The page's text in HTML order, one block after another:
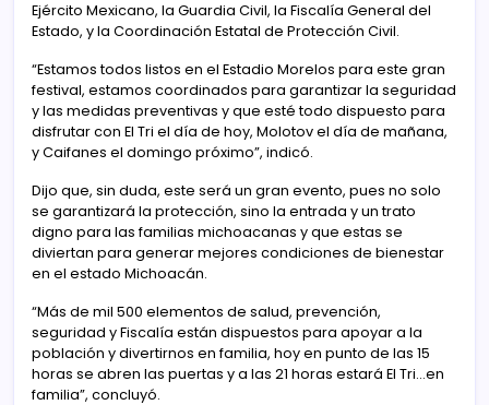
Ejército Mexicano, la Guardia Civil, la Fiscalía General del
Estado, y la Coordinación Estatal de Protección Civil.
“Estamos todos listos en el Estadio Morelos para este gran
festival, estamos coordinados para garantizar la seguridad
y las medidas preventivas y que esté todo dispuesto para
disfrutar con El Tri el día de hoy, Molotov el día de mañana,
y Caifanes el domingo próximo”, indicó.
Dijo que, sin duda, este será un gran evento, pues no solo
se garantizará la protección, sino la entrada y un trato
digno para las familias michoacanas y que estas se
diviertan para generar mejores condiciones de bienestar
en el estado Michoacán.
“Más de mil 500 elementos de salud, prevención,
seguridad y Fiscalía están dispuestos para apoyar a la
población y divertirnos en familia, hoy en punto de las 15
horas se abren las puertas y a las 21 horas estará El Tri…en
familia”, concluyó.